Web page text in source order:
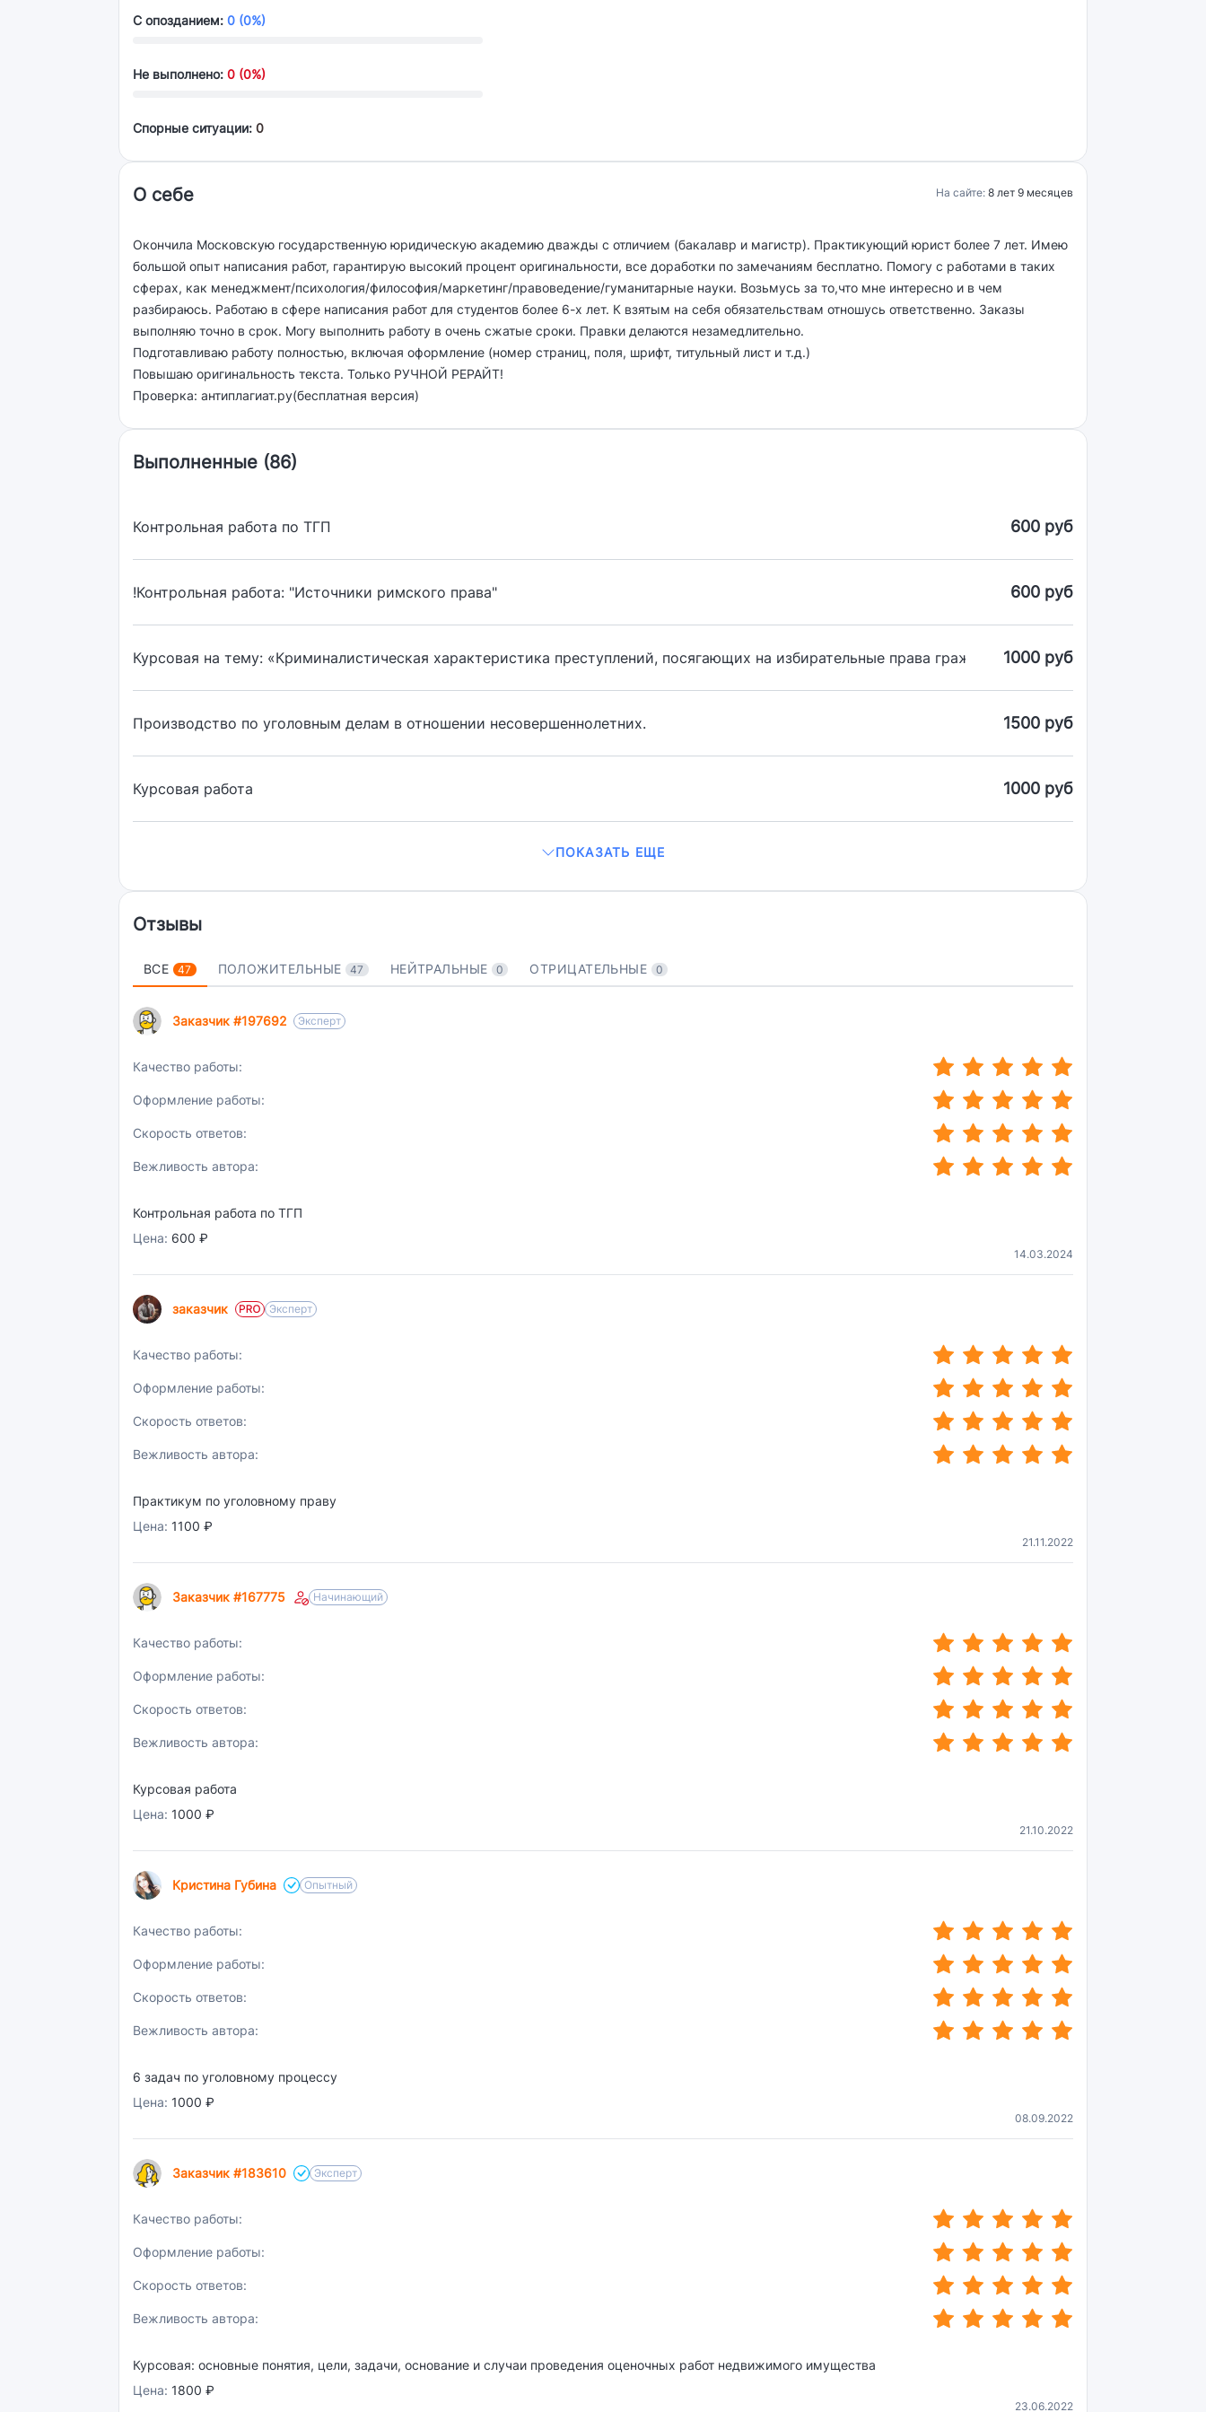
С опозданием: 0 (0%)
Не выполнено: 0 (0%)
Спорные ситуации: 0
О себе На сайте: 8 лет 9 месяцев
Окончила Московскую государственную юридическую академию дважды с отличием (бакалавр и магистр). Практикующий юрист более 7 лет. Имею
большой опыт написания работ, гарантирую высокий процент оригинальности, все доработки по замечаниям бесплатно. Помогу с работами в таких
сферах, как менеджмент/психология/философия/маркетинг/правоведение/гуманитарные науки. Возьмусь за то,что мне интересно и в чем
разбираюсь. Работаю в сфере написания работ для студентов более 6-х лет. К взятым на себя обязательствам отношусь ответственно. Заказы
выполняю точно в срок. Могу выполнить работу в очень сжатые сроки. Правки делаются незамедлительно.
Подготавливаю работу полностью, включая оформление (номер страниц, поля, шрифт, титульный лист и т.д.)
Повышаю оригинальность текста. Только РУЧНОЙ РЕРАЙТ!
Проверка: антиплагиат.ру(бесплатная версия)
Выполненные (86)
Контрольная работа по ТГП 600 руб
!Контрольная работа: "Источники римского права" 600 руб
Курсовая на тему: «Криминалистическая характеристика преступлений, посягающих на избирательные права граждан (по материалам практики
1000 руб
Производство по уголовным делам в отношении несовершеннолетних. 1500 руб
Курсовая работа 1000 руб
ПОКАЗАТЬ ЕЩЕ
Отзывы
ВСЕ 47 ПОЛОЖИТЕЛЬНЫЕ 47 НЕЙТРАЛЬНЫЕ 0 ОТРИЦАТЕЛЬНЫЕ 0
14.03.2024
Заказчик #197692 Эксперт
Качество работы: (*)(*) (*) (*) (*)
Оформление работы: (*)(*) (*) (*) (*)
Скорость ответов: (*)(*) (*) (*) (*)
Вежливость автора: (*)(*) (*) (*) (*)
Контрольная работа по ТГП
Цена: 600 ₽
21.11.2022
заказчик Эксперт
Качество работы: (*)(*) (*) (*) (*)
Оформление работы: (*)(*) (*) (*) (*)
Скорость ответов: (*)(*) (*) (*) (*)
Вежливость автора: (*)(*) (*) (*) (*)
Практикум по уголовному праву
Цена: 1100 ₽
21.10.2022
Заказчик #167775 Начинающий
Качество работы: (*)(*) (*) (*) (*)
Оформление работы: (*)(*) (*) (*) (*)
Скорость ответов: (*)(*) (*) (*) (*)
Вежливость автора: (*)(*) (*) (*) (*)
Курсовая работа
Цена: 1000 ₽
08.09.2022
Кристина Губина Опытный
Качество работы: (*)(*) (*) (*) (*)
Оформление работы: (*)(*) (*) (*) (*)
Скорость ответов: (*)(*) (*) (*) (*)
Вежливость автора: (*)(*) (*) (*) (*)
6 задач по уголовному процессу
Цена: 1000 ₽
23.06.2022
Заказчик #183610 Эксперт
Качество работы: (*)(*) (*) (*) (*)
Оформление работы: (*)(*) (*) (*) (*)
Скорость ответов: (*)(*) (*) (*) (*)
Вежливость автора: (*)(*) (*) (*) (*)
Курсовая: основные понятия, цели, задачи, основание и случаи проведения оценочных работ недвижимого имущества
Цена: 1800 ₽